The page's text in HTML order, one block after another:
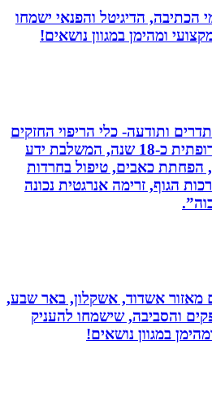
הדיגיטל והפנאי ישמחו
ומהימן במגוון נושאים!
ותודעה- כלי הריפוי החזקים
ביותר בעולם!!! נטורופתית כ-18 שנה, המשלבת ידע
כאבים, טיפול בחרדות
זרימה אנרגטית נכונה
אשדוד, אשקלון, באר שבע,
שישמחו להעניק
במגוון נושאים!